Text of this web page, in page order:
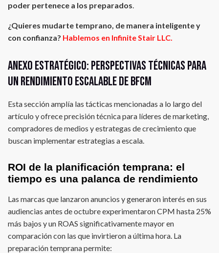
poder pertenece a los preparados.
¿Quieres mudarte temprano, de manera inteligente y
con confianza? Hablemos en Infinite Stair LLC.
Anexo estratégico: Perspectivas técnicas para
un rendimiento escalable de BFCM
Esta sección amplía las tácticas mencionadas a lo largo del
artículo y ofrece precisión técnica para líderes de marketing,
compradores de medios y estrategas de crecimiento que
buscan implementar estrategias a escala.
ROI de la planificación temprana: el
tiempo es una palanca de rendimiento
Las marcas que lanzaron anuncios y generaron interés en sus
audiencias antes de octubre experimentaron CPM hasta 25%
más bajos y un ROAS significativamente mayor en
comparación con las que invirtieron a última hora. La
preparación temprana permite: